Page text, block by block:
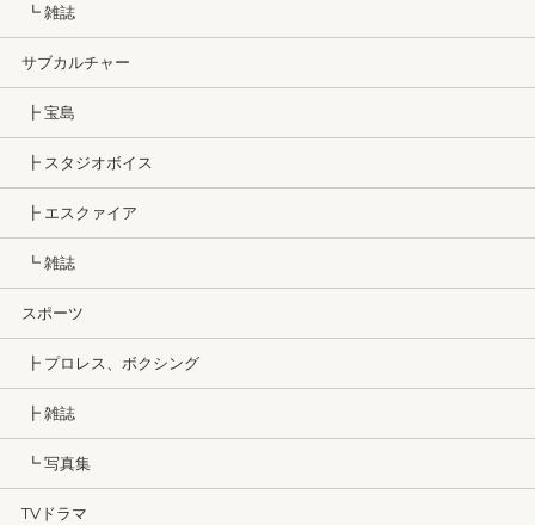
┗ 雑誌
サブカルチャー
┣ 宝島
┣ スタジオボイス
┣ エスクァイア
┗ 雑誌
スポーツ
┣ プロレス、ボクシング
┣ 雑誌
┗ 写真集
TVドラマ